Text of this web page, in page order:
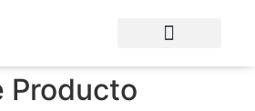
Producto